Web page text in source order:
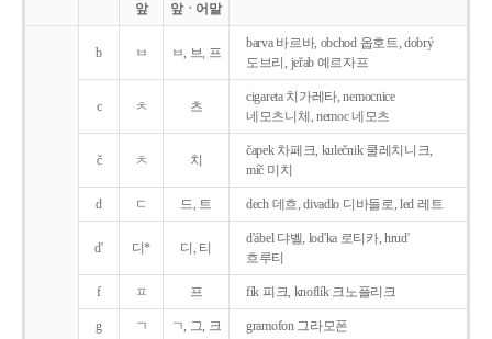
앞
앞ㆍ어말
b ㅂ ㅂ, 브, 프
barva 바르바, obchod 옵호트, dobrý
도브리, jeřab 예르자프
c ㅊ 츠
cigareta 치가레타, nemocnice
네모츠니체, nemoc 네모츠
č ㅊ 치
čapek 차페크, kulečnik 쿨레치니크,
míč 미치
d ㄷ 드, 트 dech 데흐, divadlo 디바들로, led 레트
d' 디* 디, 티
d'ábel 댜벨, lod'ka 로티카, hrud'
흐루티
f ㅍ 프 fík 피크, knoflík 크노플리크
g ㄱ ㄱ, 그, 크 gramofon 그라모폰